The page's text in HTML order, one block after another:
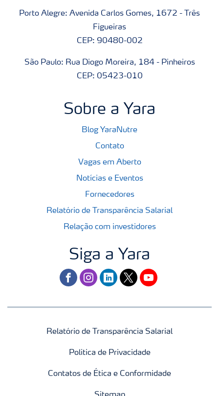
Porto Alegre: Avenida Carlos Gomes, 1672 - Três
Figueiras
CEP: 90480-002
São Paulo: Rua Diogo Moreira, 184 - Pinheiros
CEP: 05423-010
Sobre a Yara
Blog YaraNutre
Contato
Vagas em Aberto
Notícias e Eventos
Fornecedores
Relatório de Transparência Salarial
Relação com investidores
Siga a Yara
facebookinstagram
linkedintwitteryoutube
Relatório de Transparência Salarial
Politica de Privacidade
Contatos de Ética e Conformidade